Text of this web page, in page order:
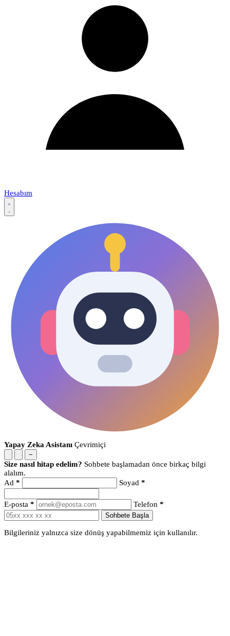
Hesabım
Yapay Zeka Asistanı Çevrimiçi
−
Size nasıl hitap edelim? Sohbete başlamadan önce birkaç bilgi
alalım.
Ad * Soyad *
E-posta * Telefon *
Sohbete Başla
Bilgileriniz yalnızca size dönüş yapabilmemiz için kullanılır.